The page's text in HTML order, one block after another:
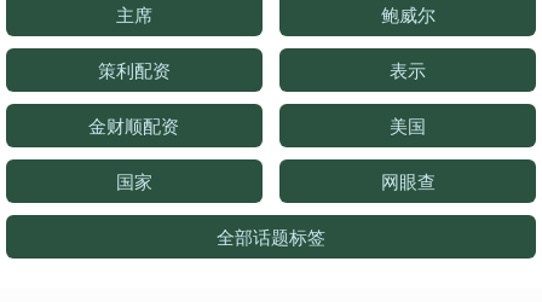
主席 鲍威尔
策利配资 表示
金财顺配资 美国
国家 网眼查
全部话题标签